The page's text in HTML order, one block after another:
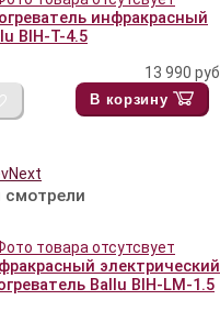
инфракрасный
BIH-T-4.5
13 990 руб.
В корзину
Next
электрический
Ballu BIH-LM-1.5